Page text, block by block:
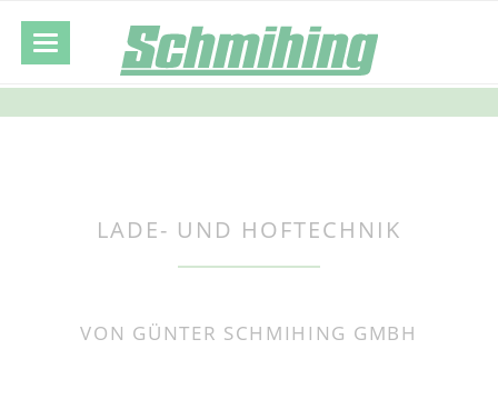
LADE- UND HOFTECHNIK
VON GÜNTER SCHMIHING GMBH